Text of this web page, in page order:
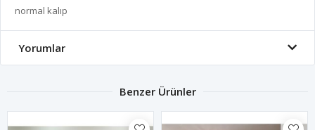
normal kalıp
Yorumlar
Benzer Ürünler